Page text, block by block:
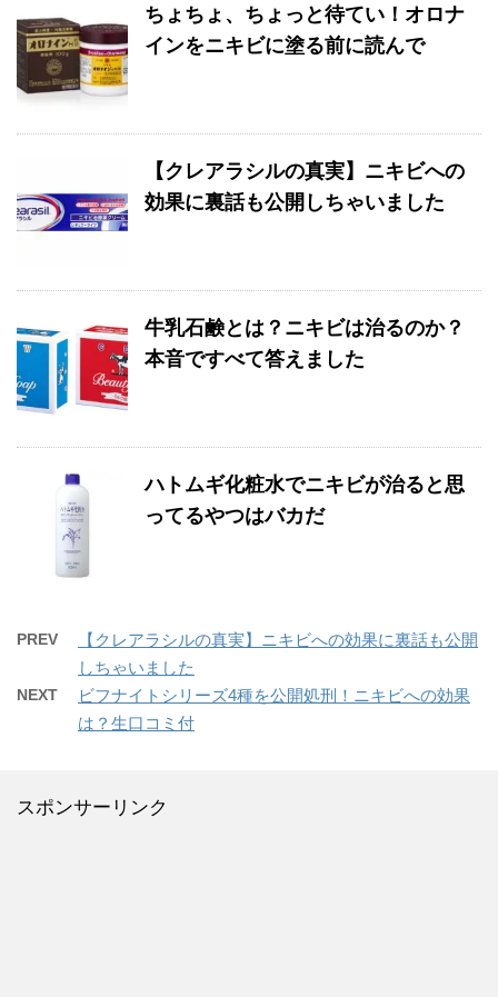
ちょちょ、ちょっと待てい！オロナ
インをニキビに塗る前に読んで
【クレアラシルの真実】ニキビへの
効果に裏話も公開しちゃいました
牛乳石鹸とは？ニキビは治るのか？
本音ですべて答えました
ハトムギ化粧水でニキビが治ると思
ってるやつはバカだ
PREV
【クレアラシルの真実】ニキビへの効果に裏話も公開
しちゃいました
NEXT
ビフナイトシリーズ4種を公開処刑！ニキビへの効果
は？生口コミ付
スポンサーリンク